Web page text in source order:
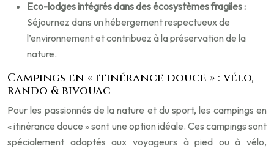
Eco-lodges intégrés dans des écosystèmes fragiles :
Séjournez dans un hébergement respectueux de
l’environnement et contribuez à la préservation de la
nature.
Campings en « itinérance douce » : vélo,
rando & bivouac
Pour les passionnés de la nature et du sport, les campings en
« itinérance douce » sont une option idéale. Ces campings sont
spécialement adaptés aux voyageurs à pied ou à vélo,